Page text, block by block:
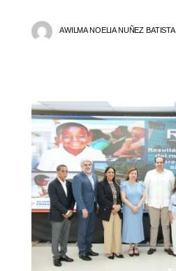
AWILMA NOELIA NUÑEZ BATISTA